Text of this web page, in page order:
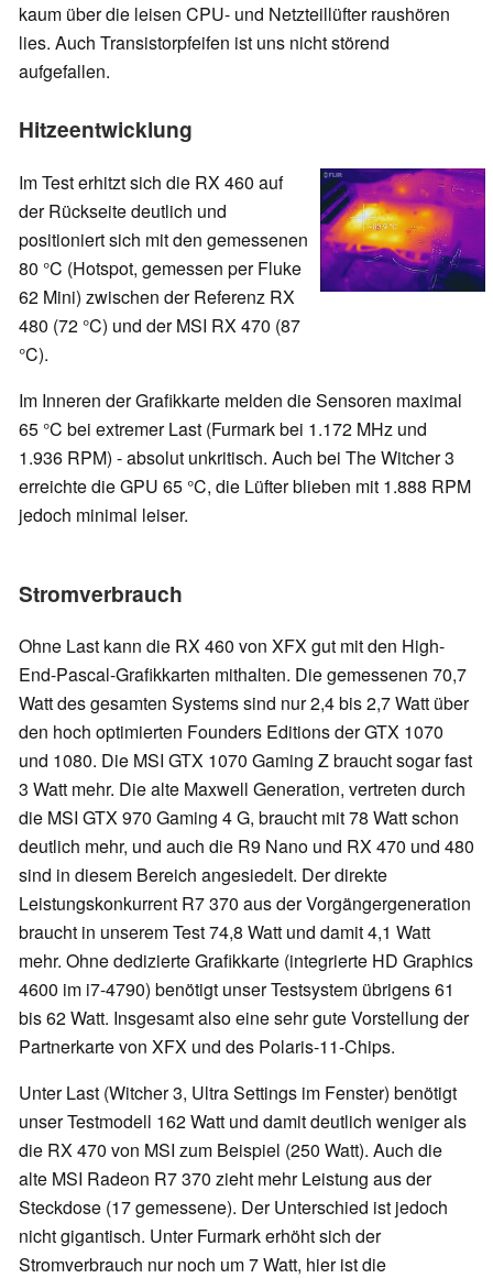
kaum über die leisen CPU- und Netzteillüfter raushören
lies. Auch Transistorpfeifen ist uns nicht störend
aufgefallen.
Hitzeentwicklung
Im Test erhitzt sich die RX 460 auf
der Rückseite deutlich und
positioniert sich mit den gemessenen
80 °C (Hotspot, gemessen per Fluke
62 Mini) zwischen der Referenz RX
480 (72 °C) und der MSI RX 470 (87
°C).
Im Inneren der Grafikkarte melden die Sensoren maximal
65 °C bei extremer Last (Furmark bei 1.172 MHz und
1.936 RPM) - absolut unkritisch. Auch bei The Witcher 3
erreichte die GPU 65 °C, die Lüfter blieben mit 1.888 RPM
jedoch minimal leiser.
Stromverbrauch
Ohne Last kann die RX 460 von XFX gut mit den High-
End-Pascal-Grafikkarten mithalten. Die gemessenen 70,7
Watt des gesamten Systems sind nur 2,4 bis 2,7 Watt über
den hoch optimierten Founders Editions der GTX 1070
und 1080. Die MSI GTX 1070 Gaming Z braucht sogar fast
3 Watt mehr. Die alte Maxwell Generation, vertreten durch
die MSI GTX 970 Gaming 4 G, braucht mit 78 Watt schon
deutlich mehr, und auch die R9 Nano und RX 470 und 480
sind in diesem Bereich angesiedelt. Der direkte
Leistungskonkurrent R7 370 aus der Vorgängergeneration
braucht in unserem Test 74,8 Watt und damit 4,1 Watt
mehr. Ohne dedizierte Grafikkarte (integrierte HD Graphics
4600 im i7-4790) benötigt unser Testsystem übrigens 61
bis 62 Watt. Insgesamt also eine sehr gute Vorstellung der
Partnerkarte von XFX und des Polaris-11-Chips.
Unter Last (Witcher 3, Ultra Settings im Fenster) benötigt
unser Testmodell 162 Watt und damit deutlich weniger als
die RX 470 von MSI zum Beispiel (250 Watt). Auch die
alte MSI Radeon R7 370 zieht mehr Leistung aus der
Steckdose (17 gemessene). Der Unterschied ist jedoch
nicht gigantisch. Unter Furmark erhöht sich der
Stromverbrauch nur noch um 7 Watt, hier ist die